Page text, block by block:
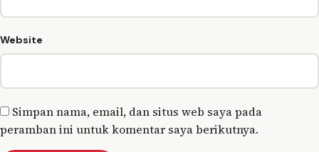
Website
Simpan nama, email, dan situs web saya pada
peramban ini untuk komentar saya berikutnya.